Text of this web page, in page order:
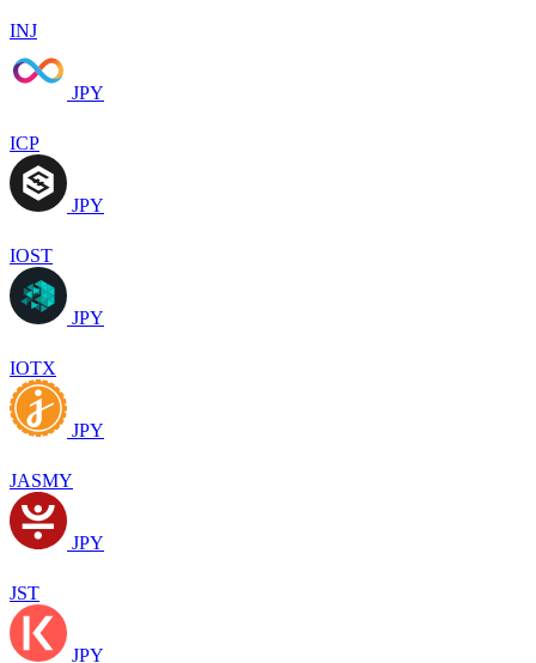
INJ
JPY
ICP
JPY
IOST
JPY
IOTX
JPY
JASMY
JPY
JST
JPY